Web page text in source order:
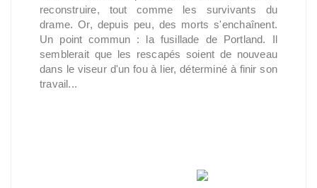
reconstruire, tout comme les survivants du
drame. Or, depuis peu, des morts s'enchaînent.
Un point commun : la fusillade de Portland. Il
semblerait que les rescapés soient de nouveau
dans le viseur d'un fou à lier, déterminé à finir son
travail...